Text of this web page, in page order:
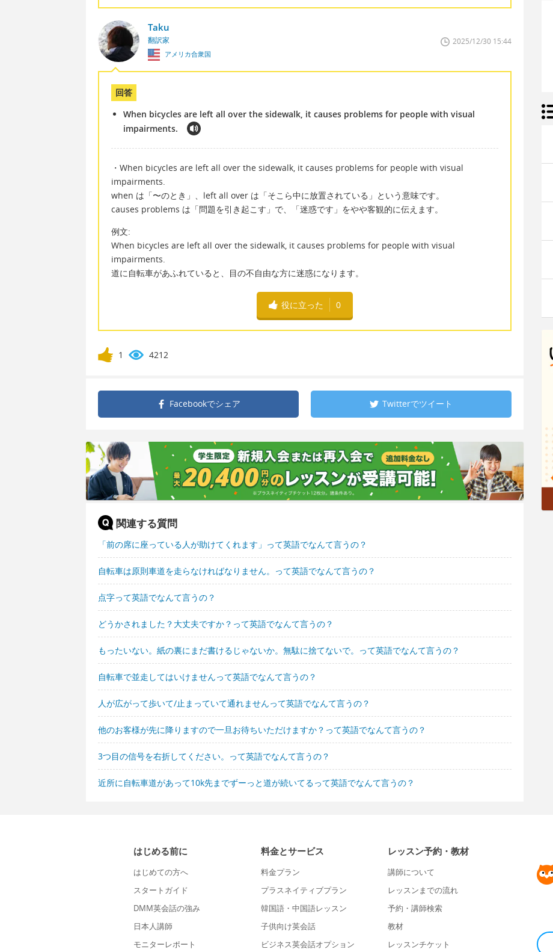
Taku
翻訳家
アメリカ合衆国
2025/12/30 15:44
回答
When bicycles are left all over the sidewalk, it causes problems for people with visual
impairments.
・When bicycles are left all over the sidewalk, it causes problems for people with visual
impairments.
when は「〜のとき」、left all over は「そこら中に放置されている」という意味です。
causes problems は「問題を引き起こす」で、「迷惑です」をやや客観的に伝えます。
例文:
When bicycles are left all over the sidewalk, it causes problems for people with visual
impairments.
道に自転車があふれていると、目の不自由な方に迷惑になります。
役に立った 0
1 4212
Facebookでシェア Twitterでツイート
関連する質問
「前の席に座っている人が助けてくれます」って英語でなんて言うの？
自転車は原則車道を走らなければなりません。って英語でなんて言うの？
点字って英語でなんて言うの？
どうかされました？大丈夫ですか？って英語でなんて言うの？
もったいない。紙の裏にまだ書けるじゃないか。無駄に捨てないで。って英語でなんて言うの？
自転車で並走してはいけませんって英語でなんて言うの？
人が広がって歩いて/止まっていて通れませんって英語でなんて言うの？
他のお客様が先に降りますので一旦お待ちいただけますか？って英語でなんて言うの？
3つ目の信号を右折してください。って英語でなんて言うの？
近所に自転車道があって10k先までずーっと道が続いてるって英語でなんて言うの？
はじめる前に
はじめての方へ
スタートガイド
DMM英会話の強み
日本人講師
モニターレポート
料金とサービス
料金プラン
プラスネイティブプラン
韓国語・中国語レッスン
子供向け英会話
ビジネス英会話オプション
レッスン予約・教材
講師について
レッスンまでの流れ
予約・講師検索
教材
レッスンチケット